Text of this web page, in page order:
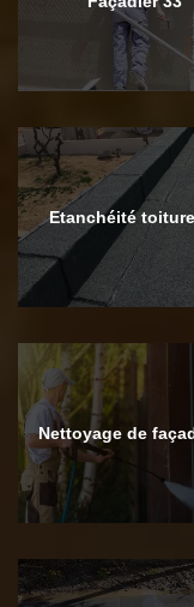
Etanchéité
Nettoyage de